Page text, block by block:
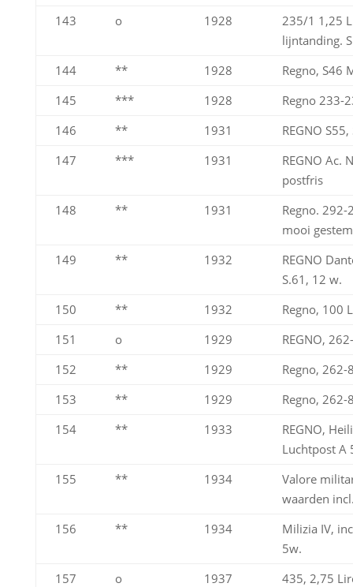
143
o 1928
235/1 1,25
lijntanding.
144
** 1928
Regno, S46
145
*** 1928
Regno 233-
146
** 1931
REGNO
147
*** 1931
REGNO Ac.
postfris
148
** 1931
Regno. 292-
mooi
149
** 1932
REGNO
S.61, 12 w.
150
** 1932
Regno, 100
151
o 1929
REGNO,
152
** 1929
Regno,
153
** 1929
Regno,
154
** 1933
REGNO,
Luchtpost A
155
** 1934
Valore
waarden
156
** 1934
Milizia IV,
5w.
157
o 1937
435, 2,75